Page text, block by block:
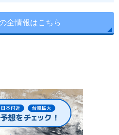
全情報はこちら